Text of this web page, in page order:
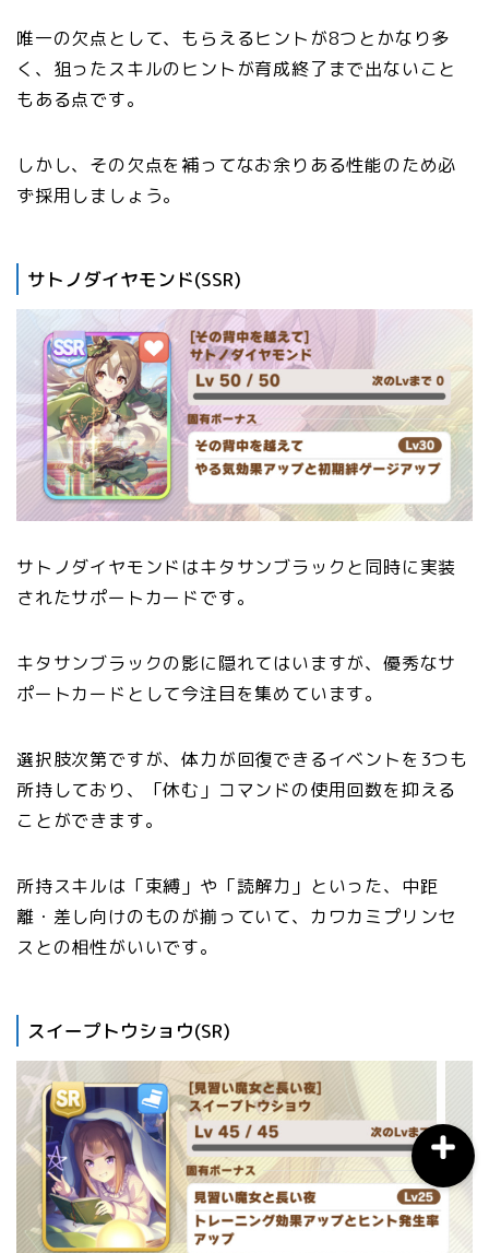
唯一の欠点として、もらえるヒントが8つとかなり多
く、狙ったスキルのヒントが育成終了まで出ないこと
もある点です。
しかし、その欠点を補ってなお余りある性能のため必
ず採用しましょう。
サトノダイヤモンド(SSR)
サトノダイヤモンドはキタサンブラックと同時に実装
されたサポートカードです。
キタサンブラックの影に隠れてはいますが、優秀なサ
ポートカードとして今注目を集めています。
選択肢次第ですが、体力が回復できるイベントを3つも
所持しており、「休む」コマンドの使用回数を抑える
ことができます。
所持スキルは「束縛」や「読解力」といった、中距
離・差し向けのものが揃っていて、カワカミプリンセ
スとの相性がいいです。
スイープトウショウ(SR)
月間おすすめ